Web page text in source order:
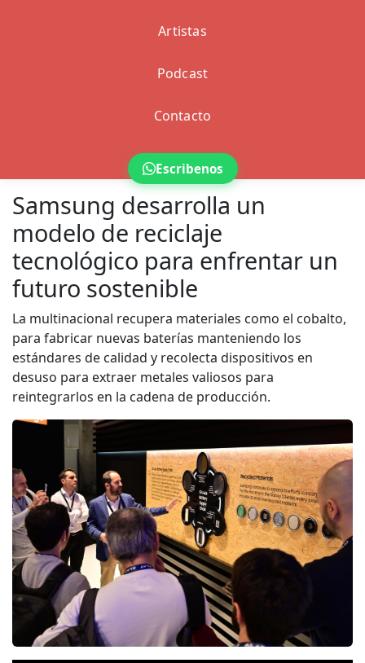
Artistas
Podcast
Contacto
Escribenos
Samsung desarrolla un
modelo de reciclaje
tecnológico para enfrentar un
futuro sostenible
La multinacional recupera materiales como el cobalto,
para fabricar nuevas baterías manteniendo los
estándares de calidad y recolecta dispositivos en
desuso para extraer metales valiosos para
reintegrarlos en la cadena de producción.